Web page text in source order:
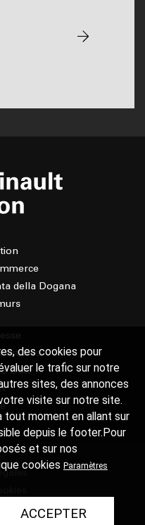
della Dogana
Daix
des cookies pour
le trafic sur notre
sites, des annonces
visite sur notre site.
tout moment en allant sur
depuis le footer.Pour
et sur nos
cookies Paramètres
ACCEPTER